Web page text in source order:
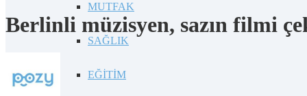
MUTFAK
SAĞLIK
EĞİTİM
Berlinli müzisyen, sazın filmi